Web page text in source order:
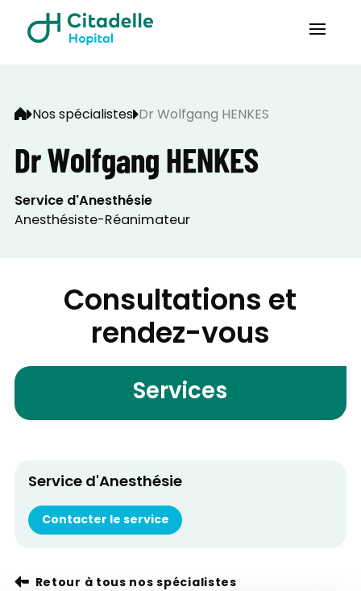
Nos spécialistes Dr Wolfgang HENKES
Dr Wolfgang HENKES
Service d'Anesthésie
Anesthésiste-Réanimateur
Consultations et
rendez-vous
Services
Service d'Anesthésie
Contacter le service
Retour à tous nos spécialistes